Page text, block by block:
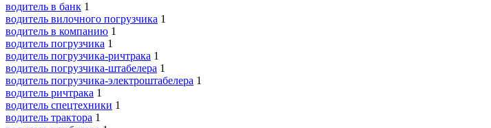
водитель в банк 1
водитель вилочного погрузчика 1
водитель в компанию 1
водитель погрузчика 1
водитель погрузчика-ричтрака 1
водитель погрузчика-штабелера 1
водитель погрузчика-электроштабелера 1
водитель ричтрака 1
водитель спецтехники 1
водитель трактора 1